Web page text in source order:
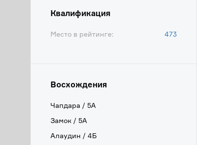
Квалификация
Место в рейтинге: 473
Восхождения
Чапдара / 5А
Замок / 5А
Алаудин / 4Б